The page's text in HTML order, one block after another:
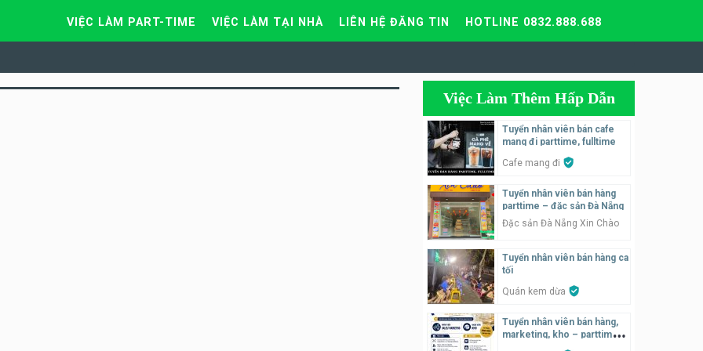
VIỆC LÀM PART-TIME VIỆC LÀM TẠI NHÀ LIÊN HỆ ĐĂNG TIN HOTLINE 0832.888.688
Việc Làm Thêm Hấp Dẫn
Tuyển nhân viên bán cafe
mang đi parttime, fulltime
Cafe mang đi
Tuyển nhân viên bán hàng
parttime – đặc sản Đà Nẵng
Đặc sản Đà Nẵng Xin Chào
Tuyển nhân viên bán hàng ca
tối
Quán kem dừa
Tuyển nhân viên bán hàng,
marketing, kho – parttime,